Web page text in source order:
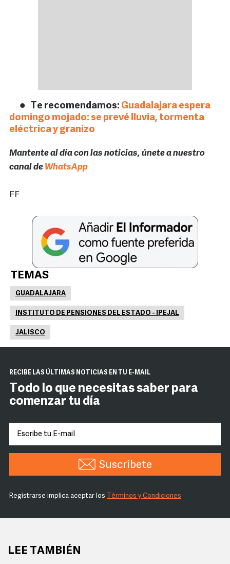
Te recomendamos: Guadalajara espera
domingo mojado: se prevé lluvia, tormenta
eléctrica y granizo
Mantente al día con las noticias, únete a nuestro
canal de WhatsApp
FF
TEMAS
GUADALAJARA
INSTITUTO DE PENSIONES DEL ESTADO - IPEJAL
JALISCO
RECIBE LAS ÚLTIMAS NOTICIAS EN TU E-MAIL
Todo lo que necesitas saber para
comenzar tu día
Suscríbete
Registrarse implica aceptar los Términos y Condiciones
LEE TAMBIÉN